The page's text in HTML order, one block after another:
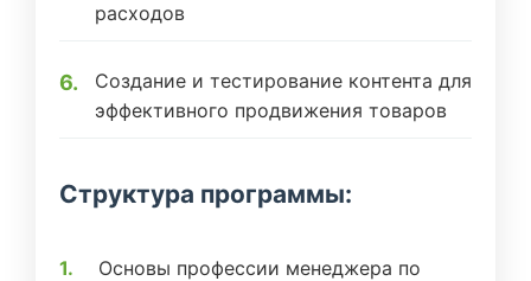
расходов
Создание и тестирование контента для
эффективного продвижения товаров
Структура программы:
Основы профессии менеджера по